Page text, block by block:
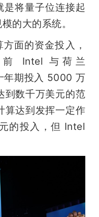
是将量子位连接起
的大的系统。
面的资金投入，
Intel 与荷兰
年期投入 5000 万
到数千万美元的范
算达到发挥一定作
的投入，但 Intel